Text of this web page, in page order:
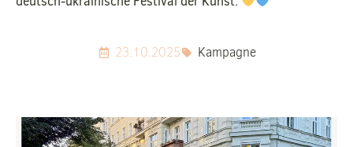
23.10.2025 Kampagne